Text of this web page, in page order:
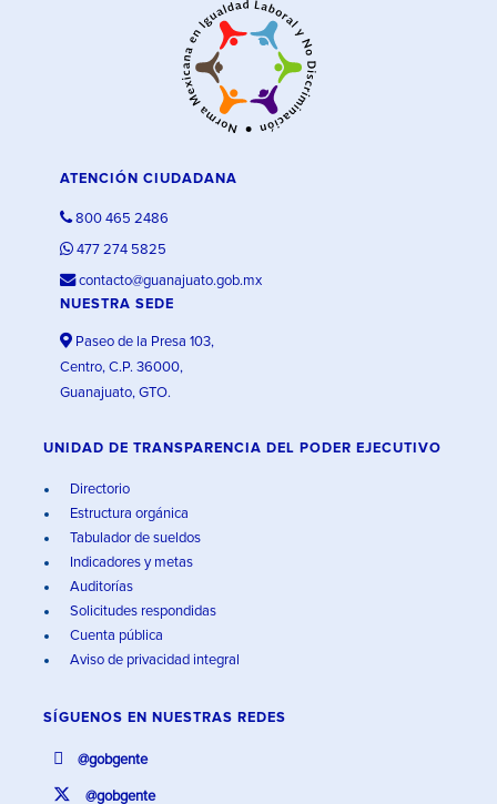
ATENCIÓN CIUDADANA
800 465 2486
477 274 5825
contacto@guanajuato.gob.mx
NUESTRA SEDE
Paseo de la Presa 103,
Centro, C.P. 36000,
Guanajuato, GTO.
UNIDAD DE TRANSPARENCIA DEL PODER EJECUTIVO
Directorio
Estructura orgánica
Tabulador de sueldos
Indicadores y metas
Auditorías
Solicitudes respondidas
Cuenta pública
Aviso de privacidad integral
SÍGUENOS EN NUESTRAS REDES
@gobgente
@gobgente